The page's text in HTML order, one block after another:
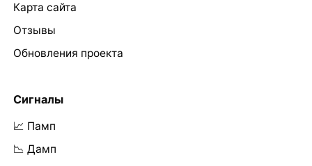
Карта сайта
Отзывы
Обновления проекта
Сигналы
📈 Памп
📉 Дамп